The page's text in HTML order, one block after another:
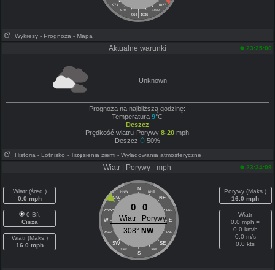
973
1027
970
1030
|
964 1036
Wykresy - Prognoza - Mapa
Aktualne warunki 23:25:00
Unknown
Prognoza na najbliższą godzinę:
Temperatura9°C
Deszcz
Prędkość wiatru-Porywy 8-20 mph
Deszcz
50%
Historia - Lotnisko - Trzęsienia ziemi - Wyładowania atmosferyczne
Wiatr | Porywy - mph 23:34:09
Wiatr (śred.)
0.0 mph
0 Bft
Cisza
Wiatr (Maks.)
16.0 mph
N
NNW NNE
NW NE
WNW ENE
W E
WSW ESE
SW SE
SSW SSE
S
0 0
Wiatr
Porywy
308° NW
Porywy (Maks.)
16.0 mph
Wiatr
0.0 mph =
0.0 km/h
0.0 m/s
0.0 kts